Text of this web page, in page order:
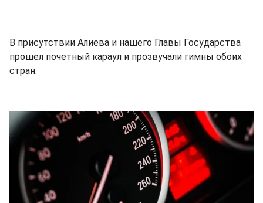
В присутствии Алиева и нашего Главы Государства
прошел почетный караул и прозвучали гимны обоих
стран.